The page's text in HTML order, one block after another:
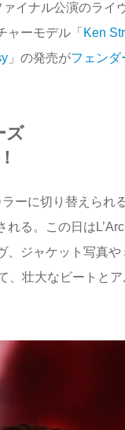
イナル公演のライ
ャーモデル「 Ken
」の発売がフェンダ
ズ
ーに切り替えられ
る。この日は
ジャケット写真
、壮大なビートと